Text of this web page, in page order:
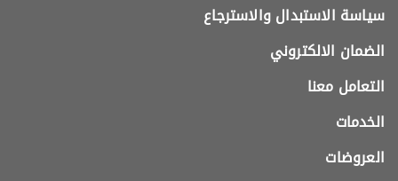
سياسة الاستبدال والاسترجاع
الضمان الالكتروني
التعامل معنا
الخدمات
العروضات